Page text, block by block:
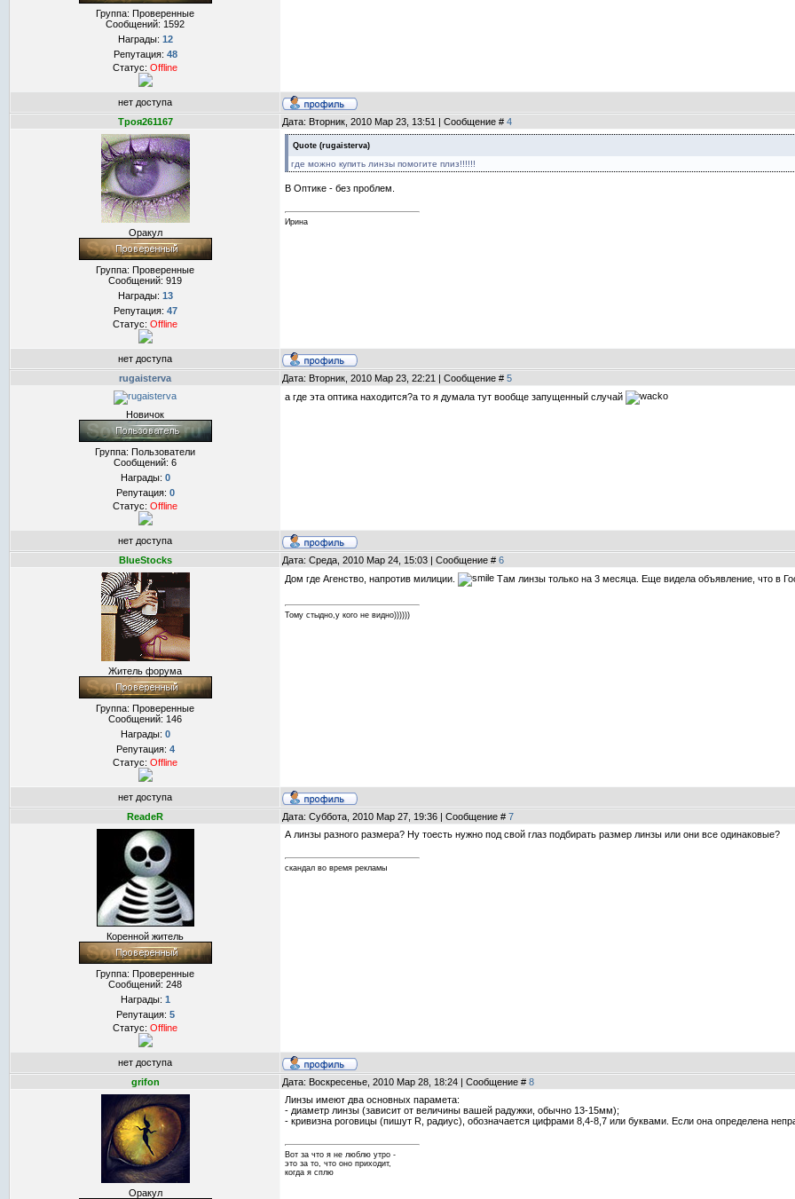
Группа: Проверенные
Сообщений: 1592
Награды: 12
Репутация: 48
Статус: Offline
нет доступа
Троя261167
Дата: Вторник, 2010 Мар 23, 13:51 | Сообщение # 4
Оракул
Группа: Проверенные
Сообщений: 919
Награды: 13
Репутация: 47
Статус: Offline
Quote (rugaisterva)
где можно купить линзы помогите плиз!!!!!!
В Оптике - без проблем.
Ирина
нет доступа
rugaisterva
Дата: Вторник, 2010 Мар 23, 22:21 | Сообщение # 5
Новичок
Группа: Пользователи
Сообщений: 6
Награды: 0
Репутация: 0
Статус: Offline
а где эта оптика находится?а то я думала тут вообще запущенный случай
нет доступа
BlueStocks
Дата: Среда, 2010 Мар 24, 15:03 | Сообщение # 6
Житель форума
Группа: Проверенные
Сообщений: 146
Награды: 0
Репутация: 4
Статус: Offline
Дом где Агенство, напротив милиции. Там линзы только на 3 месяца. Еще видела объявление, что в
Тому стыдно,у кого не видно))))))
нет доступа
ReadeR
Дата: Суббота, 2010 Мар 27, 19:36 | Сообщение # 7
Коренной житель
Группа: Проверенные
Сообщений: 248
Награды: 1
Репутация: 5
Статус: Offline
А линзы разного размера? Ну тоесть нужно под свой глаз подбирать размер линзы или они все одинаковые?
скандал во время рекламы
нет доступа
grifon
Дата: Воскресенье, 2010 Мар 28, 18:24 | Сообщение # 8
Оракул
Линзы имеют два основных парамета:
- диаметр линзы (зависит от величины вашей радужки, обычно 13-15мм);
- кривизна роговицы (пишут R, радиус), обозначается цифрами 8,4-8,7 или буквами. Если она определена
Вот за что я не люблю утро -
это за то, что оно приходит,
когда я сплю